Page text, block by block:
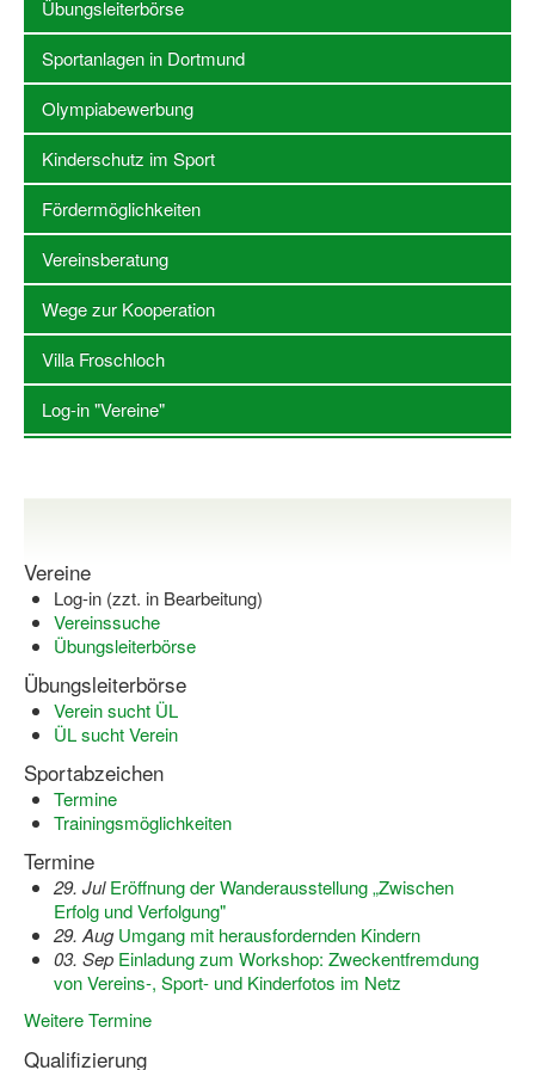
Stellenangebote SSB Dortmund
Vereine
Vereinssuche
Übungsleiterbörse
Sportanlagen in Dortmund
Olympiabewerbung
Kinderschutz im Sport
Fördermöglichkeiten
Vereinsberatung
Log-in "Vereine"
Qualifizierung
SSB Qualifizierungen
Übersicht Qualifizierungswege
Fachtag Bildung braucht Bewegung
Erste-Hilfe-Ausbildung
Anmeldeformular / Anmeldebedingungen
Bezuschussung Qualifizierung für Dortmunder
Projekte
Übungsleiterbörse
Sportanlagen in Dortmund
Olympiabewerbung
Kinderschutz im Sport
Fördermöglichkeiten
Vereinsberatung
Wege zur Kooperation
Villa Froschloch
Log-in "Vereine"
Vereine
Log-in (zzt. in Bearbeitung)
Vereinssuche
Übungsleiterbörse
Übungsleiterbörse
Verein sucht ÜL
ÜL sucht Verein
Sportabzeichen
Termine
Trainingsmöglichkeiten
Termine
29. Jul Eröffnung der Wanderausstellung „Zwischen
Erfolg und Verfolgung"
29. Aug Umgang mit herausfordernden Kindern
03. Sep Einladung zum Workshop: Zweckentfremdung
von Vereins-, Sport- und Kinderfotos im Netz
Weitere Termine
Qualifizierung